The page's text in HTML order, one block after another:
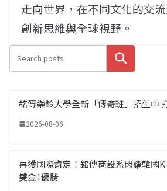
走向世界，在不同文化的交
創新思維與全球視野。
搜尋
銘傳樂齡大學全新「傳奇班」招生中
2026-08-06
再獲國際肯定！銘傳商設系閃耀韓國
雙金1優勝